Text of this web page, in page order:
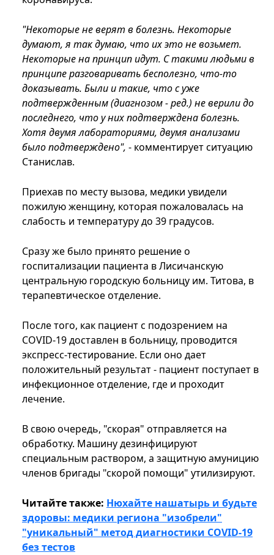
"Некоторые не верят в болезнь. Некоторые
думают, я так думаю, что их это не возьмет.
Некоторые на принцип идут. С такими людьми в
принципе разговаривать бесполезно, что-то
доказывать. Были и такие, что с уже
подтвержденным (диагнозом - ред.) не верили до
последнего, что у них подтверждена болезнь.
Хотя двумя лабораториями, двумя анализами
было подтверждено", - комментирует ситуацию
Станислав.
Приехав по месту вызова, медики увидели
пожилую женщину, которая пожаловалась на
слабость и температуру до 39 градусов.
Сразу же было принято решение о
госпитализации пациента в Лисичанскую
центральную городскую больницу им. Титова, в
терапевтическое отделение.
После того, как пациент с подозрением на
COVID-19 доставлен в больницу, проводится
экспресс-тестирование. Если оно дает
положительный результат - пациент поступает в
инфекционное отделение, где и проходит
лечение.
В свою очередь, "скорая" отправляется на
обработку. Машину дезинфицируют
специальным раствором, а защитную амуницию
членов бригады "скорой помощи" утилизируют.
Читайте также: Нюхайте нашатырь и будьте
здоровы: медики региона "изобрели"
"уникальный" метод диагностики COVID-19
без тестов